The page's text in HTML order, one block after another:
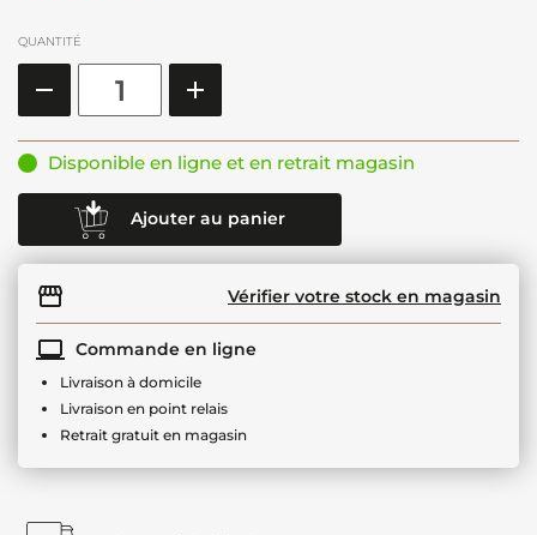
QUANTITÉ
Disponible en ligne et en retrait magasin
Ajouter au panier
Vérifier votre stock en magasin
Commande en ligne
Livraison à domicile
Livraison en point relais
Retrait gratuit en magasin